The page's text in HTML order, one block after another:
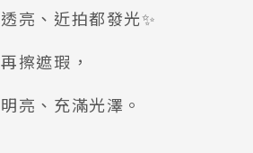
亮、近拍都發光✨
擦遮瑕，
亮、充滿光澤。